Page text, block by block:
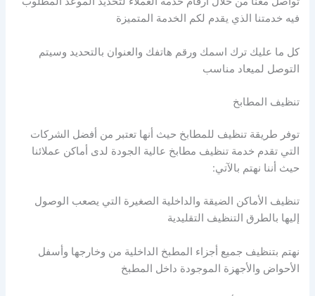
فيه خدمتنا الذي يقدم لكم الخدمة المتميزة
كل ما عليك ترك اسمك ورقم هاتفك والعنوان بالتحديد وسيتم
التوصل لميعاد مناسب
تنظيف المطابخ
توفر طريقة تنظيف للمطابخ حيث أنها تعتبر من أفضل الشركات
التي تقدم خدمة تنظيف مطابخ عالية الجودة لدى أماكن عملائنا
حيث أننا نهتم بالآتي:
تنظيف الأماكن الضيقة والداخلية الصغيرة التي يصعب الوصول
إليها بالطرق التنظيف التقليدية
نهتم بتنظيف جميع أجزاء المطبخ الداخلية من وخارجها وأسفل
الأحواض والأجهزة الموجودة داخل المطبخ